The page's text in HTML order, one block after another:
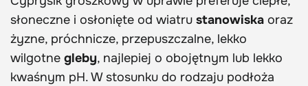
słoneczne i osłonięte od wiatru stanowiska oraz
żyzne, próchnicze, przepuszczalne, lekko
wilgotne gleby, najlepiej o obojętnym lub lekko
kwaśnym pH. W stosunku do rodzaju podłoża